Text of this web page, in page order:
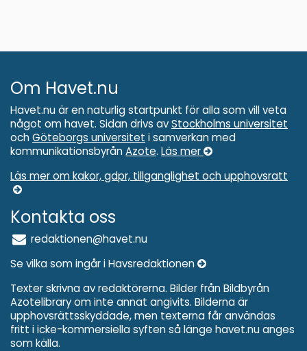
Om Havet.nu
Havet.nu är en naturlig startpunkt för alla som vill veta
något om havet. Sidan drivs avStockholms universitet
och Göteborgs universitet i samverkan med
kommunikationsbyrån Azote. Läs mer
Läs mer om kakor, gdpr, tillganglighet och upphovsratt
Kontakta oss
redaktionen@havet.nu
Se vilka som ingår i Havsredaktionen
Texter skrivna av redaktörerna. Bilder från Bildbyrån
Azotelibrary om inte annat angivits. Bilderna är
upphovsrättsskyddade, men texterna får användas
fritt i icke-kommersiella syften så länge havet.nu anges
som källa.